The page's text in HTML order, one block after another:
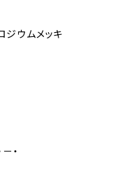
ジウムメッキ
・